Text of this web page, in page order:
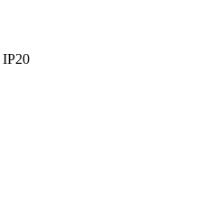
IP20